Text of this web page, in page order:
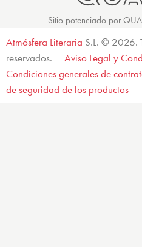
Sitio potenciado por
Atmósfera Literaria S.L. © 2026.
reservados. Aviso Legal y
Condiciones generales de
de seguridad de los productos